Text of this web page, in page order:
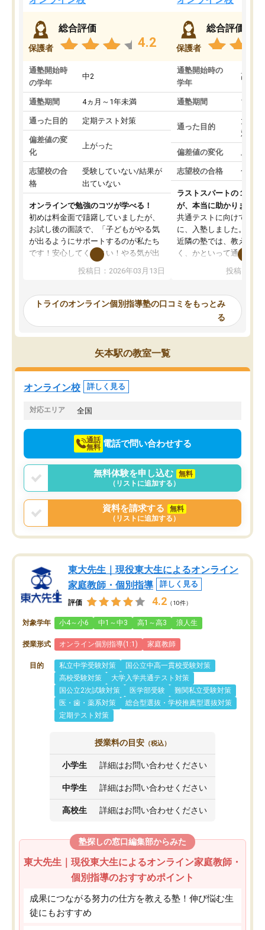
保護者
総合評価
4.2
通塾開始時
の学年
中2
通塾期間 4ヵ月～1年未満
通った目的 定期テスト対策
偏差値の変
化
上がった
志望校の合
格
受験していない/結果が
出ていない
オンラインで勉強のコツが学べる！
初めは料金面で躊躇していましたが、
お試し後の面談で、「子どもがやる気
が出るようにサポートするのが私たち
です！安心してください！やる気が出
ないのは私たち講師の責任です」と言
ってくださり、確かに！と考えて、思
ったんですが、学生の先生から学ぶこ
み、徐々に成績が上がったらいいなと
思っていました。何が今足りないのか
を的確に指導いただき、子どももびっ
くりするほど楽しんでやる気を持って
塾を受けています。狙い通り、少しず
つ成績も上がり、苦手意識も無くなっ
てきたので、さらに苦手な数学も追加
でお願いしました。来年の高校受験に
投稿日：2026年03月13日
保護者
総合評価
通塾開始時の
学年
高3
通塾期間 1～3
通った目的
大学
対策
偏差値の変化
志望校の合格 合格
ラストスパートの１か月
が、本当に助かりました
共通テストに向けての追
に、入塾しました。田舎
近隣の塾では、教えても
く、かといって通うには
可能なので本当に助か
らないところをピンポイ
頂いて、とてもわかり
していました。一生を
スト、多少お金がかかっ
投稿日：
トライのオンライン個別指導塾の口コミをもっとみ
る
矢本駅の教室一覧
オンライン校 詳しく見る
対応エリア 全国
通話
無料 電話で問い合わせする
無料体験を申し込む
無料
（リストに追加する）
資料を請求する
無料
（リストに追加する）
東大先生｜現役東大生によるオンライン
家庭教師・個別指導
詳しく見る
評価 4.2 （10件）
対象学年 小4～小6 中1～中3 高1～高3 浪人生
授業形式 オンライン個別指導(1:1) 家庭教師
目的 私立中学受験対策
国公立中高一貫校受験対策
高校受験対策
大学入学共通テスト対策
国公立2次試験対策
医学部受験
難関私立受験対策
医・歯・薬系対策
総合型選抜・学校推薦型選抜対策
定期テスト対策
授業料の目安 （税込）
小学生 詳細はお問い合わせください
中学生 詳細はお問い合わせください
高校生 詳細はお問い合わせください
塾探しの窓口編集部からみた
東大先生｜現役東大生によるオンライン家庭教師・
個別指導のおすすめポイント
成果につながる努力の仕方を教える塾！伸び悩む生
徒にもおすすめ